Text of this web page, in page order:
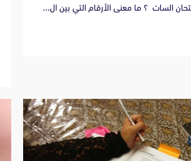
السات ؟ ما معنى الأرقام التي بين ال...